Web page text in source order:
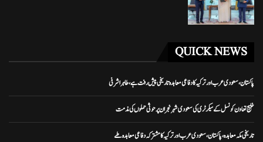
QUICK NEWS
پاکستان، سعودی عرب اور ترکیہ کا دفاعی معاہدہ تاریخی پیش رفت ہے، طاہر اشرفی
خلیج تعاون کونسل کے سیکرٹری کی سعودی شہر نجران پر حوثی حملوں کی مذمت
تاریخی مکہ معاہدہ، پاکستان، سعودی عرب اور ترکیہ کا مشترکہ دفاعی معاہدہ طے